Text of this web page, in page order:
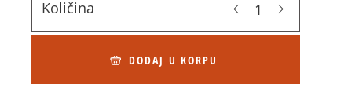
Količina
DODAJ U KORPU